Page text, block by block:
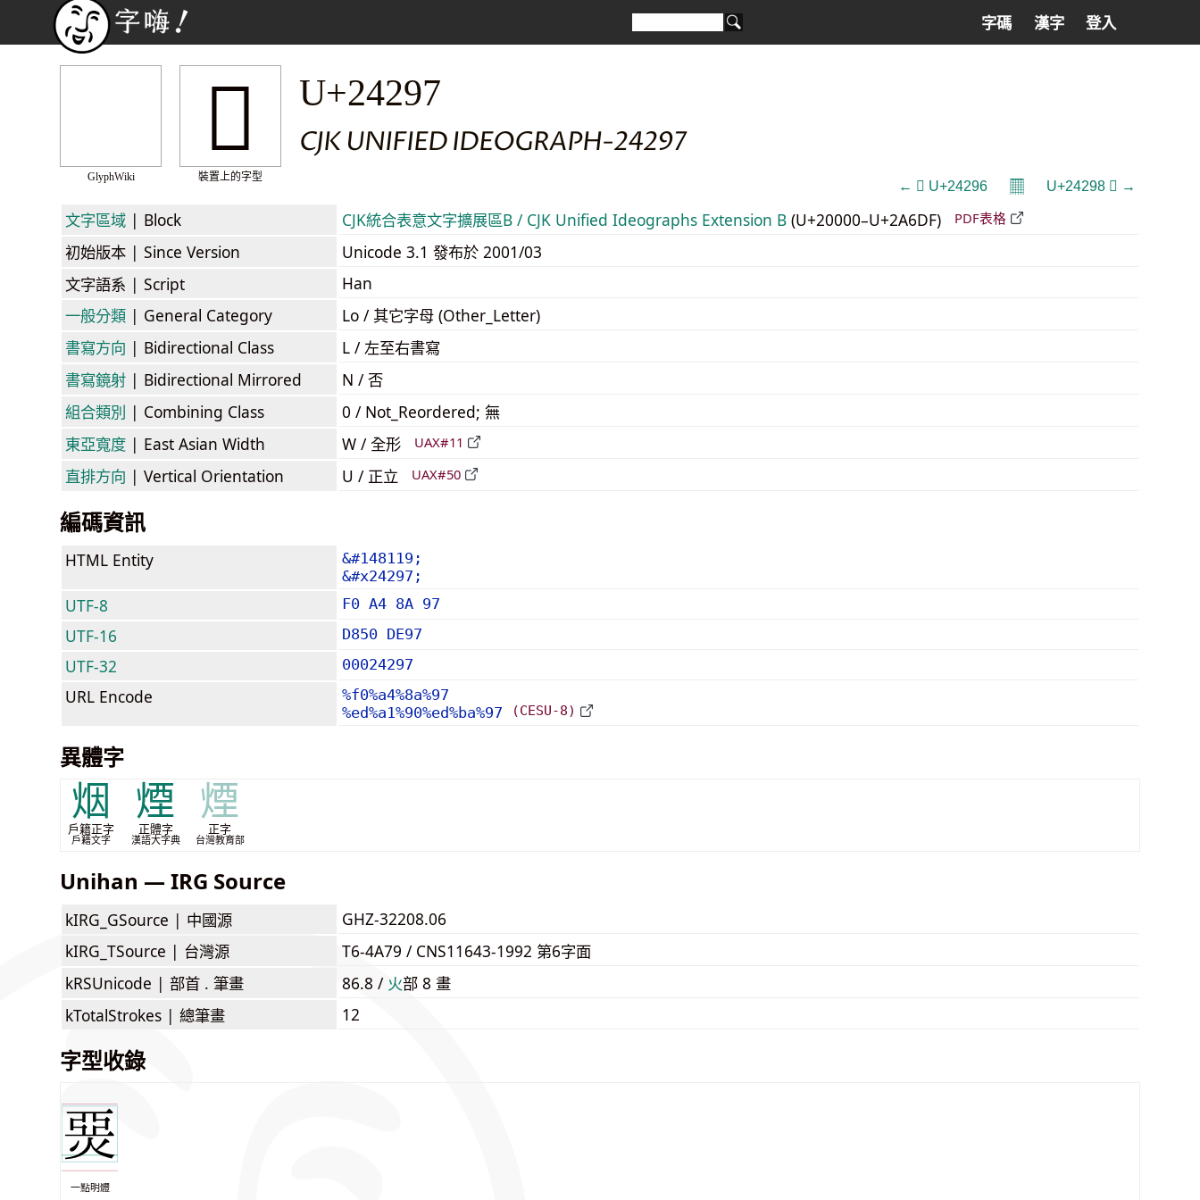
字碼 漢字 登入
GlyphWiki
𤊗
裝置上的字型
U+24297
CJK UNIFIED IDEOGRAPH-24297
← 𤊖 U+24296 𝄜 U+24298 𤊘 →
文字區域 | Block CJK統合表意文字擴展區B / CJK Unified Ideographs Extension B (U+20000–U+2A6DF) PDF表格
初始版本 | Since Version
Unicode 3.1 發布於 2001/03
文字語系 | Script
Han
一般分類 | General Category
Lo / 其它字母 (Other_Letter)
書寫方向 | Bidirectional Class
L / 左至右書寫
書寫鏡射 | Bidirectional Mirrored
N / 否
組合類別 | Combining Class
0 / Not_Reordered; 無
東亞寬度 | East Asian Width W / 全形 UAX#11
直排方向 | Vertical Orientation U / 正立 UAX#50
編碼資訊
HTML Entity
&#148119;
&#x24297;
UTF-8 F0 A4 8A 97
UTF-16 D850 DE97
UTF-32 00024297
URL Encode
%f0%a4%8a%97
%ed%a1%90%ed%ba%97
(CESU-8)
異體字
烟
戶籍正字
戶籍文字
煙
正體字
漢語大字典
煙
正字
台灣教育部
Unihan — IRG Source
kIRG_GSource | 中國源
GHZ-32208.06
kIRG_TSource | 台灣源
T6-4A79 / CNS11643-1992 第6字面
kRSUnicode | 部首 . 筆畫 86.8 / ⽕部 8 畫
kTotalStrokes | 總筆畫 12
字型收錄
一點明體